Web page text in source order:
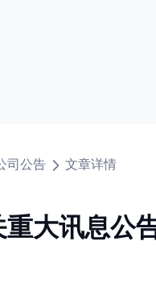
司公告 文章详情
大讯息公